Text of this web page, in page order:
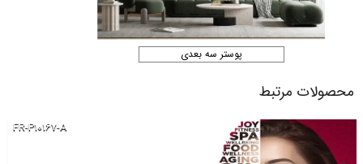
پوستر سه بعدی
محصولات مرتبط
FR-P۱۰۱۶۷-A